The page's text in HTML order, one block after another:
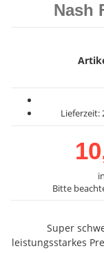
Nash
Lieferzeit:
Bitte
Super
leistungsstarkes